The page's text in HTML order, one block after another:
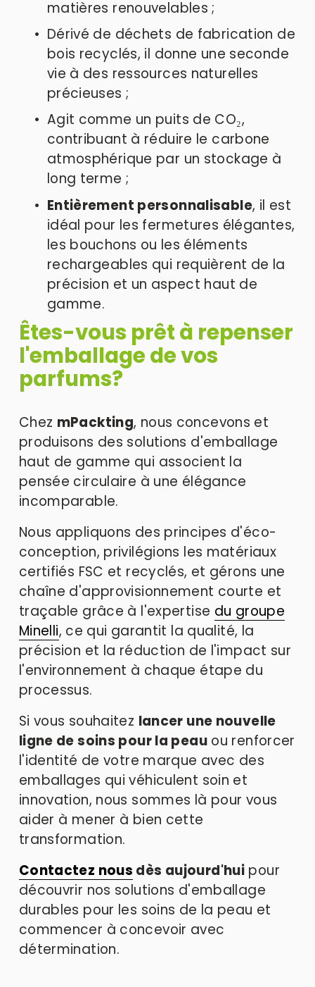
matières renouvelables ;
Dérivé de déchets de fabrication de
bois recyclés, il donne une seconde
vie à des ressources naturelles
précieuses ;
Agit comme un puits de CO₂,
contribuant à réduire le carbone
atmosphérique par un stockage à
long terme ;
Entièrement personnalisable, il est
idéal pour les fermetures élégantes,
les bouchons ou les éléments
rechargeables qui requièrent de la
précision et un aspect haut de
gamme.
Êtes-vous prêt à repenser
l'emballage de vos
parfums?
Chez mPackting, nous concevons et
produisons des solutions d'emballage
haut de gamme qui associent la
pensée circulaire à une élégance
incomparable.
Nous appliquons des principes d'éco-
conception, privilégions les matériaux
certifiés FSC et recyclés, et gérons une
chaîne d'approvisionnement courte et
traçable grâce à l'expertise du groupe
Minelli, ce qui garantit la qualité, la
précision et la réduction de l'impact sur
l'environnement à chaque étape du
processus.
Si vous souhaitez lancer une nouvelle
ligne de soins pour la peau ou renforcer
l'identité de votre marque avec des
emballages qui véhiculent soin et
innovation, nous sommes là pour vous
aider à mener à bien cette
transformation.
Contactez nous dès aujourd'hui pour
découvrir nos solutions d'emballage
durables pour les soins de la peau et
commencer à concevoir avec
détermination.